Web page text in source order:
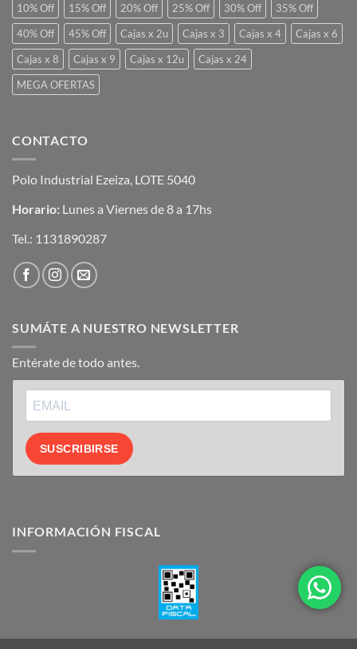
10% Off 15% Off 20% Off 25% Off 30% Off
35% Off
40% Off
45% Off Cajas x 2u Cajas x 3 Cajas x 4
Cajas x 6
Cajas x 8
Cajas x 9 Cajas x 12u
Cajas x 24
MEGA OFERTAS
CONTACTO
Polo Industrial Ezeiza, LOTE 5040
Horario: Lunes a Viernes de 8 a 17hs
Tel.: 1131890287
SUMÁTE A NUESTRO NEWSLETTER
Entérate de todo antes.
SUSCRIBIRSE
INFORMACIÓN FISCAL